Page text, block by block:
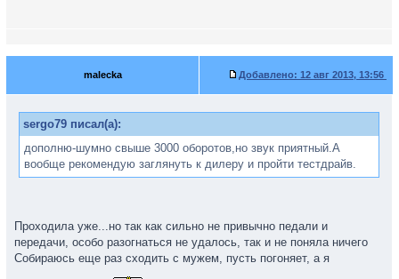
malecka Добавлено: 12 авг 2013, 13:56
sergo79 писал(а):
дополню-шумно свыше 3000 оборотов,но звук приятный.А
вообще рекомендую заглянуть к дилеру и пройти тестдрайв.
Проходила уже...но так как сильно не привычно педали и
передачи, особо разогнаться не удалось, так и не поняла ничего
Собираюсь еще раз сходить с мужем, пусть погоняет, а я